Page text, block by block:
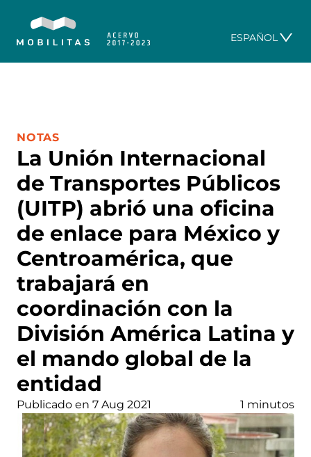
ESPAÑOL
La Unión Internacional
de Transportes Públicos
(UITP) abrió una oficina
de enlace para México y
Centroamérica, que
trabajará en
coordinación con la
División América Latina y
el mando global de la
entidad
CATEGORÍA:
NOTAS
Publicado en 7 Aug 2021 1 minutos